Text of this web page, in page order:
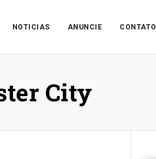
NOTICIAS ANUNCIE CONTATO
City